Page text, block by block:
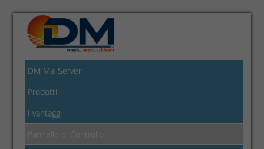
DM MailServer
Prodotti
I vantaggi